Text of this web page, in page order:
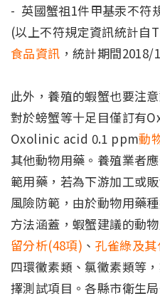
- 英國蟹祖1件甲基汞不符
(以上不符規定資訊統計自
食品資訊 ，統計期間
此外，養殖的蝦蟹也要注
對於螃蟹等十足目僅訂有
Oxolinic acid 0.1 ppm動
其他動物用藥。養殖業者
範用藥，若為下游加工或
風險防範，由於動物用藥
方法涵蓋，蝦蟹建議的動
留分析(48項) 、 孔雀綠及
四環黴素類、氯黴素類等
擇測試項目。各縣市衛生